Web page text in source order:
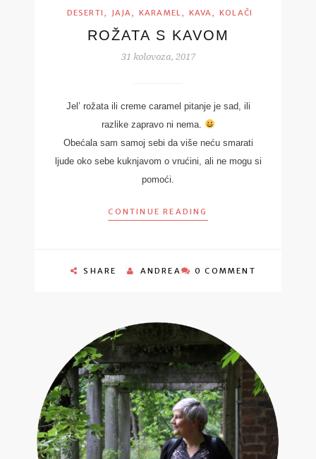
DESERTI , JAJA , KARAMEL , KAVA , KOLAČI
ROŽATA S KAVOM
31 kolovoza, 2017
Jel’ rožata ili creme caramel pitanje je sad, ili
razlike zapravo ni nema.
Obećala sam samoj sebi da više neću smarati
ljude oko sebe kuknjavom o vrućini, ali ne mogu si
pomoći.
CONTINUE READING
SHARE ANDREA 0 COMMENT